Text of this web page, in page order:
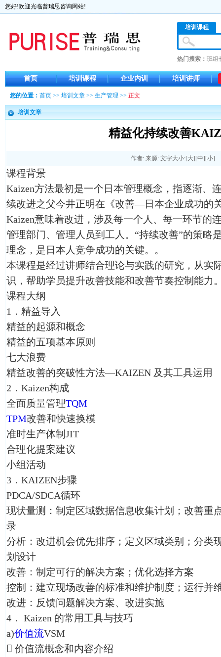
您好!欢迎光临普瑞思咨询网站!
培训课程
热门搜索： 班组
首页 培训课程 企业内训 培训讲师
您的位置： 首页 >> 培训文章 >> 生产管理 >> 正文
培训文章
精益化持续改善
作者: 来源: 文字大小:[大][中][小]
课程背景
Kaizen方法最初是一个日本管理概念，指逐渐、
续改进之父今井正明在《改善—日本企业成功的
Kaizen意味着改进，涉及每一个人、每一环节的
管理部门、管理人员到工人。“持续改善”的策略
理念，是日本人竞争成功的关键。。
本课程是经过讲师结合理论与实践的研究，从实
识，帮助学员提升改善技能和改善节奏控制能力
课程大纲
1．精益导入
精益的起源和概念
精益的五项基本原则
七大浪费
精益改善的突破性方法—KAIZEN 及其工具运用
2．Kaizen构成
全面质量管理TQM
TPM改善和快速换模
准时生产体制JIT
合理化提案建议
小组活动
3．KAIZEN步骤
PDCA/SDCA循环
现状量测：制定区域数据信息收集计划；改善重
录
分析：改进机会优先排序；定义区域类别；分类
划设计
改善：制定可行的解决方案；优化选择方案
控制：建立现场改善的标准和维护制度；运行并
改进：反馈问题解决方案、改进实施
4． Kaizen 的常用工具与技巧
a)价值流VSM
 价值流概念和内容介绍